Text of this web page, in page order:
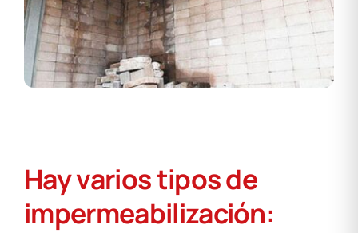
Hay varios tipos de
impermeabilización: